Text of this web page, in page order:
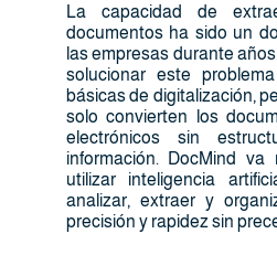
La capacidad de
documentos ha sido un
las empresas durante
solucionar este
básicas de digitalización,
solo convierten los
electrónicos sin
información. DocMind
utilizar inteligencia
analizar, extraer y
precisión y rapidez sin